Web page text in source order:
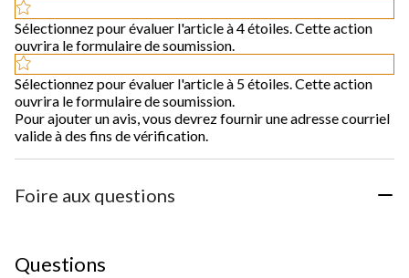
Sélectionnez pour évaluer l'article à 4 étoiles. Cette action
ouvrira le formulaire de soumission.
Sélectionnez pour évaluer l'article à 5 étoiles. Cette action
ouvrira le formulaire de soumission.
Pour ajouter un avis, vous devrez fournir une adresse courriel
valide à des fins de vérification.
Foire aux questions
Questions